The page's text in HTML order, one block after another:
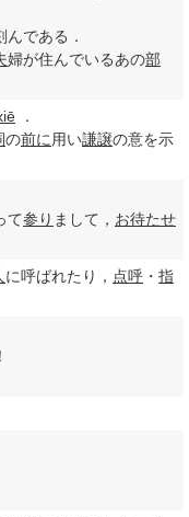
んである．
婦が住んでいるあの部
．
の前に 用い謙譲の意を示
て参り まして， お待たせ
に呼ばれたり， 点呼 ・ 指